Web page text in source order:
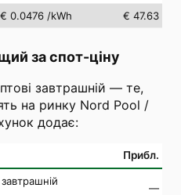
€ 0.0476 /kWh € 47.63
за спот-ціну
завтрашній — те,
на ринку Nord Pool /
додає:
Прибл.
—